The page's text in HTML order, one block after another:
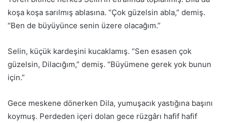
koşa koşa sarılmış ablasına. “Çok güzelsin abla,” demiş.
“Ben de büyüyünce senin üzere olacağım.”
Selin, küçük kardeşini kucaklamış. “Sen esasen çok
güzelsin, Dilacığım,” demiş. “Büyümene gerek yok bunun
için.”
Gece meskene dönerken Dila, yumuşacık yastığına başını
koymuş. Perdeden içeri dolan gece rüzgârı hafif hafif